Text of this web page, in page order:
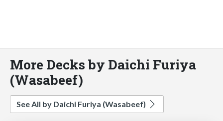
More Decks by Daichi Furiya
(Wasabeef)
See All by Daichi Furiya (Wasabeef)